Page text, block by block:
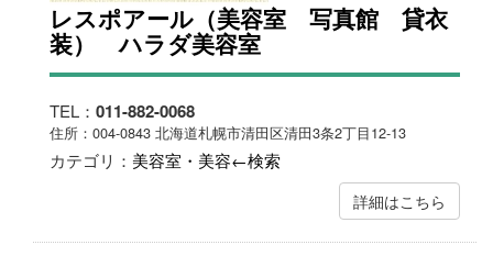
レスポアール（美容室 写真館 貸衣
装） ハラダ美容室
TEL： 011-882-0068
住所：004-0843 北海道札幌市清田区清田3条2丁目12-13
カテゴリ： 美容室・美容←検索
詳細はこちら